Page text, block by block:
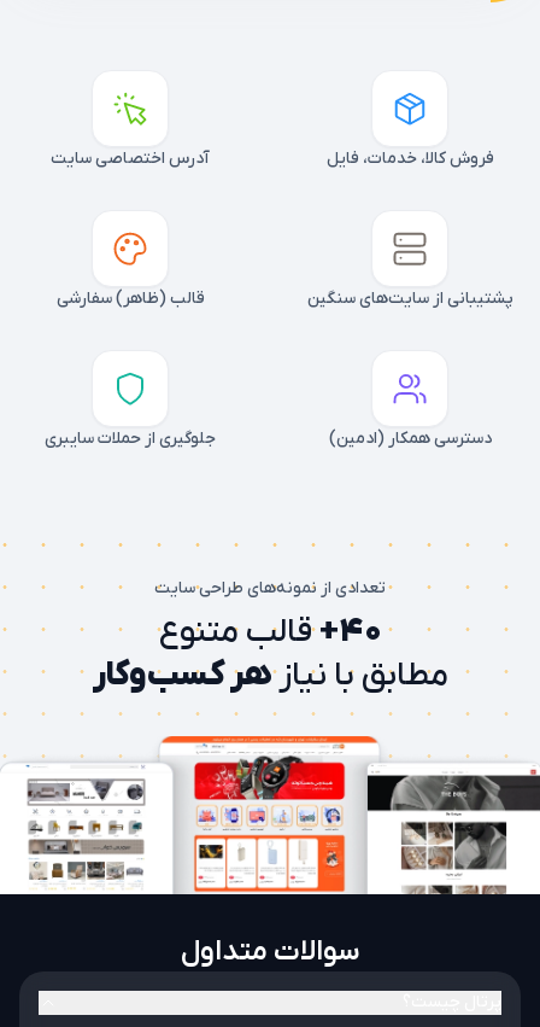
فروش کالا، خدمات، فایل آدرس اختصاصی سایت
پشتیبانی از سایت‌های سنگین قالب (ظاهر) سفارشی
دسترسی همکار (ادمین) جلوگیری از حملات سایبری
تعدادی از نمونه‌های طراحی سایت
۴۰+
قالب متنوع
مطابق با نیاز هر کسب‌وکار
سوالات متداول